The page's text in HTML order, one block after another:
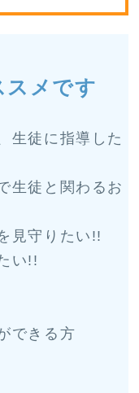
スメです
生徒に指導した
生徒と関わるお
見守りたい!!
い!!
できる方